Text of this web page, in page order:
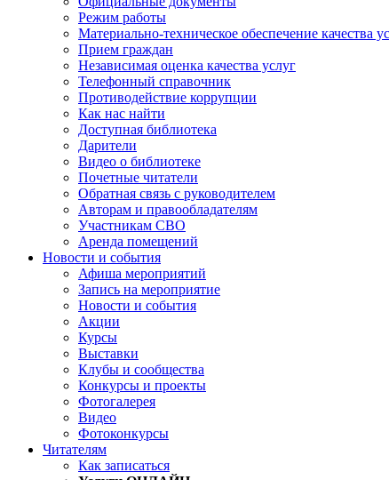
Режим работы
Материально-техническое обеспечение качества
Прием граждан
Независимая оценка качества услуг
Телефонный справочник
Противодействие коррупции
Как нас найти
Доступная библиотека
Дарители
Видео о библиотеке
Почетные читатели
Обратная связь с руководителем
Авторам и правообладателям
Участникам СВО
Аренда помещений
Новости и события
Афиша мероприятий
Запись на мероприятие
Новости и события
Акции
Курсы
Выставки
Клубы и сообщества
Конкурсы и проекты
Фотогалерея
Видео
Фотоконкурсы
Читателям
Как записаться